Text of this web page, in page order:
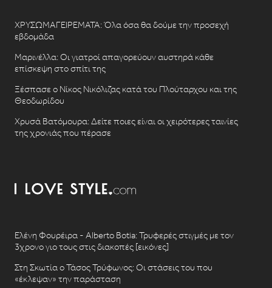
ΧΡΥΣΩΜΑΓΕΙΡΕΜΑΤΑ: Όλα όσα θα δούμε την προσεχή
εβδομάδα
Μαρινέλλα: Οι γιατροί απαγορεύουν αυστηρά κάθε
επίσκεψη στο σπίτι της
Ξέσπασε ο Νίκος Νικόλιζας κατά του Πλούταρχου και της
Θεοδωρίδου
Χρυσά Βατόμουρα: Δείτε ποιες είναι οι χειρότερες ταινίες
της χρονιάς που πέρασε
Ελένη Φουρέιρα - Alberto Botia: Τρυφερές στιγμές με τον
3χρονο γιο τους στις διακοπές [εικόνες]
Στη Σκωτία ο Τάσος Τρύφωνος: Οι στάσεις του που
«έκλεψαν» την παράσταση